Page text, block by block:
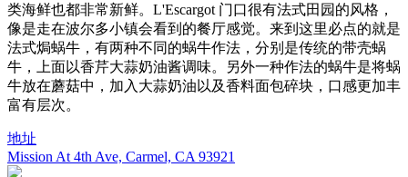
类海鲜也都非常新鲜。L'Escargot 门口很有法式田园的风格，
像是走在波尔多小镇会看到的餐厅感觉。来到这里必点的就是
法式焗蜗牛，有两种不同的蜗牛作法，分别是传统的带壳蜗
牛，上面以香芹大蒜奶油酱调味。另外一种作法的蜗牛是将蜗
牛放在蘑菇中，加入大蒜奶油以及香料面包碎块，口感更加丰
富有层次。
地址
Mission At 4th Ave, Carmel, CA 93921